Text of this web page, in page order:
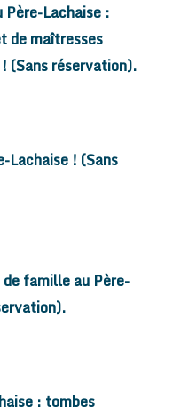
Père-Lachaise :
de maîtresses
(Sans réservation).
Lachaise ! (Sans
famille au Père-
: tombes